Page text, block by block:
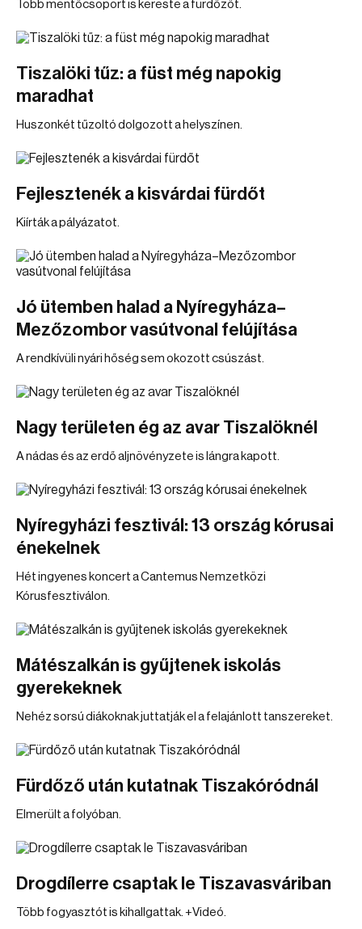
Több mentőcsoport is kereste a fürdőzőt.
Tiszalöki tűz: a füst még napokig
maradhat
Huszonkét tűzoltó dolgozott a helyszínen.
Fejlesztenék a kisvárdai fürdőt
Kiírták a pályázatot.
Jó ütemben halad a Nyíregyháza–
Mezőzombor vasútvonal felújítása
A rendkívüli nyári hőség sem okozott csúszást.
Nagy területen ég az avar Tiszalöknél
A nádas és az erdő aljnövényzete is lángra kapott.
Nyíregyházi fesztivál: 13 ország kórusai
énekelnek
Hét ingyenes koncert a Cantemus Nemzetközi
Kórusfesztiválon.
Mátészalkán is gyűjtenek iskolás
gyerekeknek
Nehéz sorsú diákoknak juttatják el a felajánlott tanszereket.
Fürdőző után kutatnak Tiszakóródnál
Elmerült a folyóban.
Drogdílerre csaptak le Tiszavasváriban
Több fogyasztót is kihallgattak. +Videó.